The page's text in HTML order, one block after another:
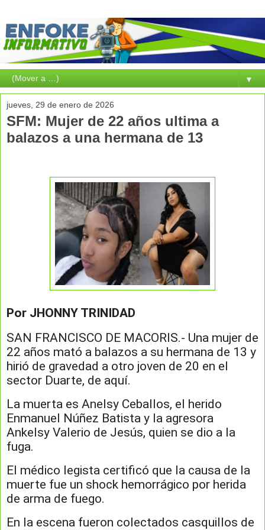
▼
jueves, 29 de enero de 2026
SFM: Mujer de 22 años ultima a
balazos a una hermana de 13
Por JHONNY TRINIDAD
SAN FRANCISCO DE MACORIS.- Una mujer de
22 años mató a balazos a su hermana de 13 y
hirió de gravedad a otro joven de 20 en el
sector Duarte, de aquí.
La muerta es Anelsy Ceballos, el herido
Enmanuel Núñez Batista y la agresora
Ankelsy Valerio de Jesús, quien se dio a la
fuga.
El médico legista certificó que la causa de la
muerte fue un shock hemorrágico por herida
de arma de fuego.
En la escena fueron colectados casquillos de